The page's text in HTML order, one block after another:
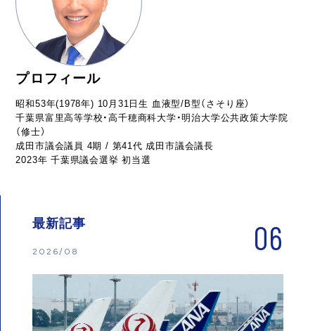
プロフィール
昭和53年(1978年) 10月31日生 血液型/B型（さそり座）
千葉県富里高等学校・高千穂商科大学・明治大学公共政策大学院
（修士）
成田市議会議員 4期 / 第41代 成田市議会議長
2023年 千葉県議会選挙 初当選
最新記事
2026/08 06